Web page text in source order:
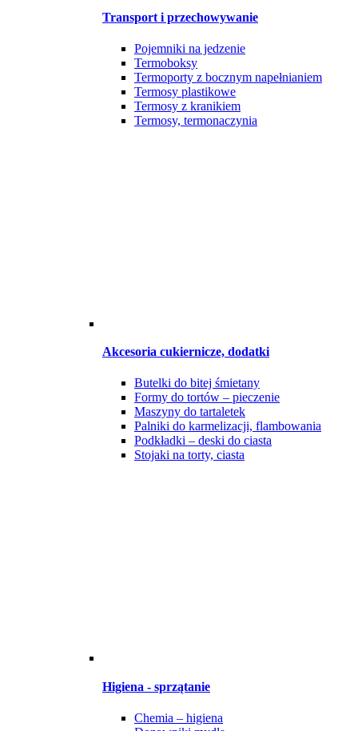
Transport i przechowywanie
Pojemniki na jedzenie
Termoboksy
Termoporty z bocznym napełnianiem
Termosy plastikowe
Termosy z kranikiem
Termosy, termonaczynia
Akcesoria cukiernicze, dodatki
Butelki do bitej śmietany
Formy do tortów – pieczenie
Maszyny do tartaletek
Palniki do karmelizacji, flambowania
Podkładki – deski do ciasta
Stojaki na torty, ciasta
Higiena - sprzątanie
Chemia – higiena